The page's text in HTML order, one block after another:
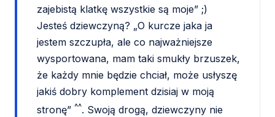
zajebistą klatkę wszystkie są moje” ;)
Jesteś dziewczyną? „O kurcze jaka ja
jestem szczupła, ale co najważniejsze
wysportowana, mam taki smukły brzuszek,
że każdy mnie będzie chciał, może usłyszę
jakiś dobry komplement dzisiaj w moją
stronę” ^^. Swoją drogą, dziewczyny nie